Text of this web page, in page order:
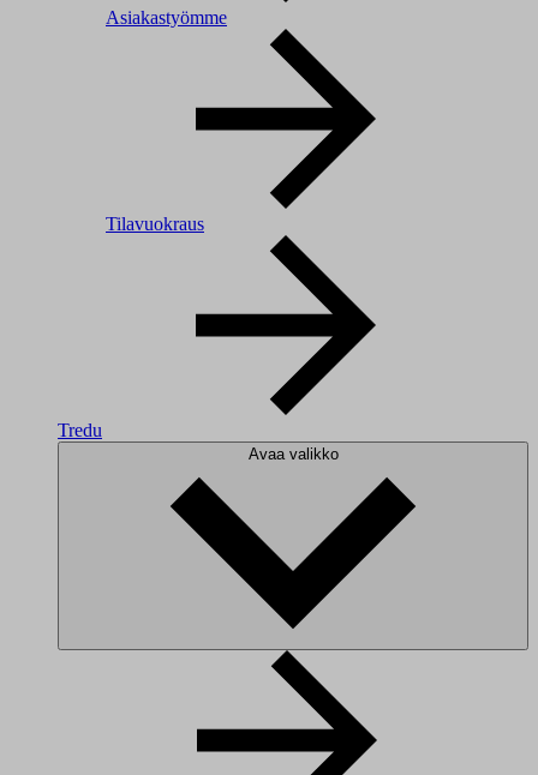
Asiakastyömme
Tilavuokraus
Tredu
Avaa valikko